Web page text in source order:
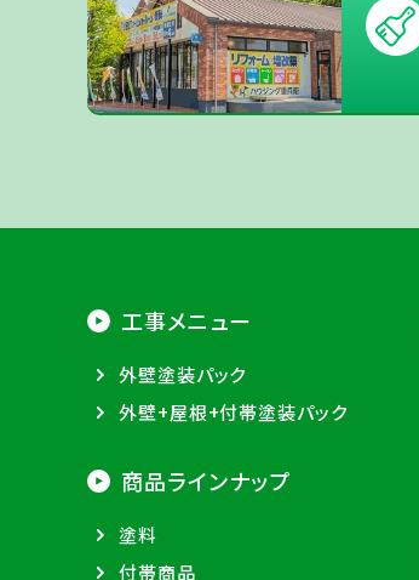
工事メニュー
外壁塗装パック
外壁+屋根+付帯塗装パック
商品ラインナップ
塗料
付帯商品